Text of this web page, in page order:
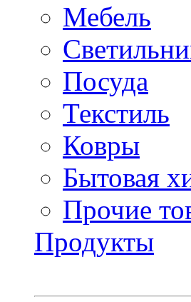
Мебель
Посуда
Текстиль
Ковры
Бытовая
Прочие
Продукты